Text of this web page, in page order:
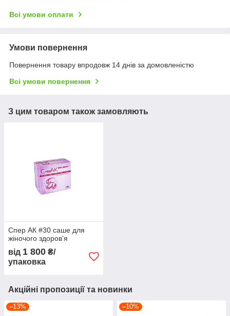
Всі умови оплати
Умови повернення
Повернення товару впродовж 14 днів за домовленістю
Всі умови повернення
З цим товаром також замовляють
Спер АК #30 саше для
жіночого здоров'я
від 1 800 ₴/
упаковка
Акційні пропозиції та новинки
–13% –10%